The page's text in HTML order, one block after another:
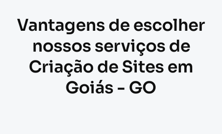
Vantagens de escolher
nossos serviços de
Criação de Sites em
Goiás - GO